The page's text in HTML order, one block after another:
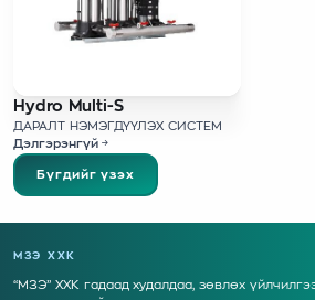
Hydro Multi-S
ДАРАЛТ НЭМЭГДҮҮЛЭХ СИСТЕМ
Дэлгэрэнгүй
Бүгдийг үзэх
МЗЭ ХХК
“МЗЭ” ХХК гадаад худалдаа, зөвлөх